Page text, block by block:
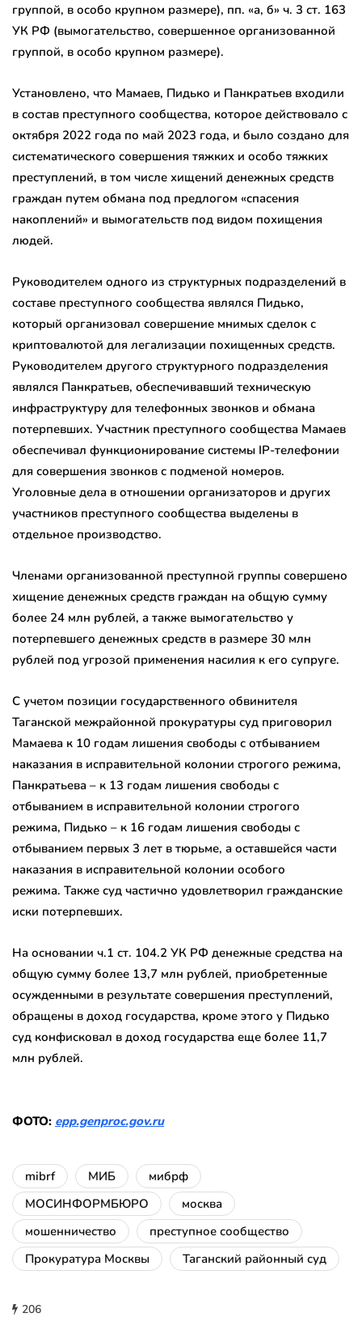
группой, в особо крупном размере), пп. «а, б» ч. 3 ст. 163
УК РФ (вымогательство, совершенное организованной
группой, в особо крупном размере).
Установлено, что Мамаев, Пидько и Панкратьев входили
в состав преступного сообщества, которое действовало с
октября 2022 года по май 2023 года, и было создано для
систематического совершения тяжких и особо тяжких
преступлений, в том числе хищений денежных средств
граждан путем обмана под предлогом «спасения
накоплений» и вымогательств под видом похищения
людей.
Руководителем одного из структурных подразделений в
составе преступного сообщества являлся Пидько,
который организовал совершение мнимых сделок с
криптовалютой для легализации похищенных средств.
Руководителем другого структурного подразделения
являлся Панкратьев, обеспечивавший техническую
инфраструктуру для телефонных звонков и обмана
потерпевших. Участник преступного сообщества Мамаев
обеспечивал функционирование системы IP-телефонии
для совершения звонков с подменой номеров.
Уголовные дела в отношении организаторов и других
участников преступного сообщества выделены в
отдельное производство.
Членами организованной преступной группы совершено
хищение денежных средств граждан на общую сумму
более 24 млн рублей, а также вымогательство у
потерпевшего денежных средств в размере 30 млн
рублей под угрозой применения насилия к его супруге.
С учетом позиции государственного обвинителя
Таганской межрайонной прокуратуры суд приговорил
Мамаева к 10 годам лишения свободы с отбыванием
наказания в исправительной колонии строгого режима,
Панкратьева – к 13 годам лишения свободы с
отбыванием в исправительной колонии строгого
режима, Пидько – к 16 годам лишения свободы с
отбыванием первых 3 лет в тюрьме, а оставшейся части
наказания в исправительной колонии особого
режима. Также суд частично удовлетворил гражданские
иски потерпевших.
На основании ч.1 ст. 104.2 УК РФ денежные средства на
общую сумму более 13,7 млн рублей, приобретенные
осужденными в результате совершения преступлений,
обращены в доход государства, кроме этого у Пидько
суд конфисковал в доход государства еще более 11,7
млн рублей.
ФОТО: epp.genproc.gov.ru
mibrf МИБ
мибрф
МОСИНФОРМБЮРО
москва
мошенничество
преступное сообщество
Прокуратура Москвы
Таганский районный суд
206